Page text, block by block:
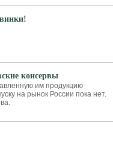
консервы
им продукцию
на рынок России пока нет.